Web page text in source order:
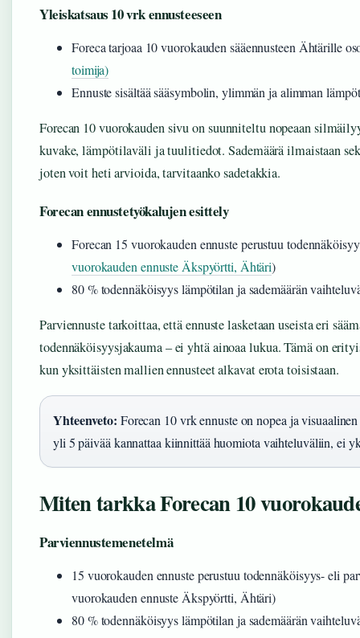
Yleiskatsaus 10 vrk ennusteeseen
Foreca tarjoaa 10 vuorokauden sääennusteen Ähtärille
toimija)
Ennuste sisältää sääsymbolin, ylimmän ja alimman
Forecan 10 vuorokauden sivu on suunniteltu nopeaan
kuvake, lämpötilaväli ja tuulitiedot. Sademäärä ilmaistaan
joten voit heti arvioida, tarvitaanko sadetakkia.
Forecan ennustetyökalujen esittely
Forecan 15 vuorokauden ennuste perustuu
vuorokauden ennuste Äkspyörtti, Ähtäri)
80 % todennäköisyys lämpötilan ja sademäärän
Parviennuste tarkoittaa, että ennuste lasketaan useista eri
todennäköisyysjakauma – ei yhtä ainoaa lukua. Tämä on
kun yksittäisten mallien ennusteet alkavat erota toisistaan.
Yhteenveto: Forecan 10 vrk ennuste on nopea ja
yli 5 päivää kannattaa kiinnittää huomiota vaihteluväliin, ei
Miten tarkka Forecan 10
Parviennustemenetelmä
15 vuorokauden ennuste perustuu todennäköisyys- eli
vuorokauden ennuste Äkspyörtti, Ähtäri)
80 % todennäköisyys lämpötilan ja sademäärän